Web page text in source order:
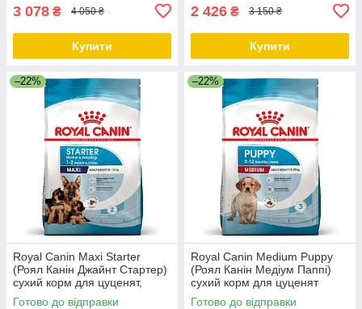
3 078 ₴ 4 050 ₴
Купити
2 426 ₴ 3 150 ₴
Купити
–22%
Royal Canin Maxi Starter
(Роял Канін Джайнт Стартер)
сухий корм для цуценят,
вагітні та годуючі суки 4 КГ
Готово до відправки
–22%
Royal Canin Medium Puppy
(Роял Канін Медіум Паппі)
сухий корм для цуценят
порід середніх розмірів, 4 КГ
Готово до відправки